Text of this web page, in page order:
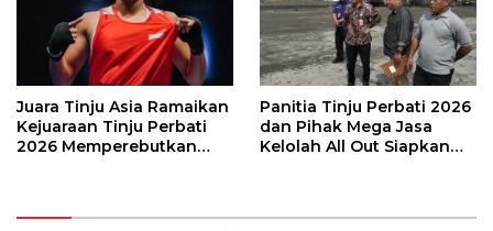
Juara Tinju Asia Ramaikan
Kejuaraan Tinju Perbati
2026 Memperebutkan
Panitia Tinju Perbati 2026
dan Pihak Mega Jasa
Kelolah All Out Siapkan